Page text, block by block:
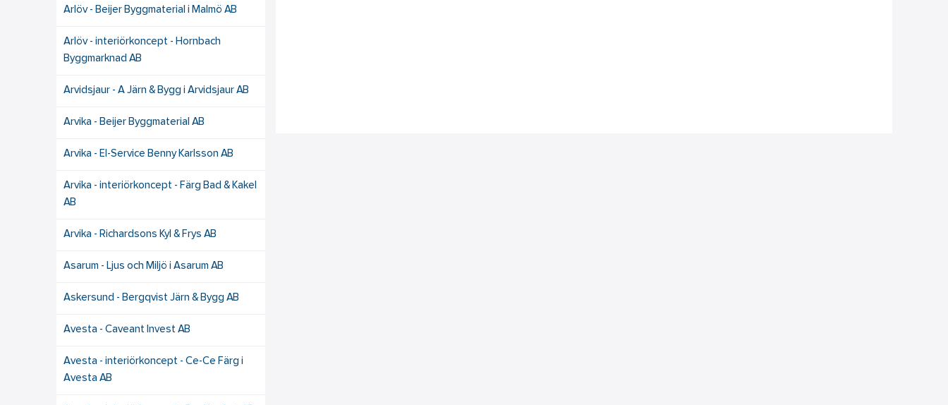
Arlöv - Beijer Byggmaterial i Malmö AB
Arlöv - interiörkoncept - Hornbach
Byggmarknad AB
Arvidsjaur - A Järn & Bygg i Arvidsjaur AB
Arvika - Beijer Byggmaterial AB
Arvika - El-Service Benny Karlsson AB
Arvika - interiörkoncept - Färg Bad & Kakel
AB
Arvika - Richardsons Kyl & Frys AB
Asarum - Ljus och Miljö i Asarum AB
Askersund - Bergqvist Järn & Bygg AB
Avesta - Caveant Invest AB
Avesta - interiörkoncept - Ce-Ce Färg i
Avesta AB